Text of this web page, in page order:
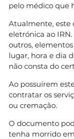
pelo médico que
Atualmente, este
eletrónica ao
outros,
lugar, hora e dia
não consta do
Ao possuírem
contratar os
ou cremação.
O documento
tenha morrido